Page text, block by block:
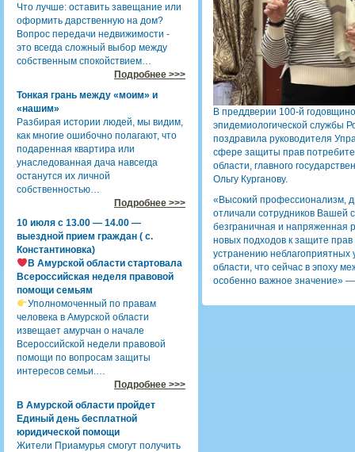
Что лучше: оставить завещание или
оформить дарственную на дом?
Вопрос передачи недвижимости -
это всегда сложный выбор между
собственным спокойствием…
Подробнее >>>
Тонкая грань между «моим» и
«нашим»
Разбирая истории людей, мы видим,
как многие ошибочно полагают, что
подаренная квартира или
унаследованная дача навсегда
останутся их личной
собственностью…
Подробнее >>>
10 июля с 13.00 — 14.00 —
выездной прием граждан ( с.
Константиновка)
В Амурской области стартовала
Всероссийская неделя правовой
помощи семьям
Уполномоченный по правам
человека в Амурской области
извещает амурчан о начале
Всероссийской недели правовой
помощи по вопросам защиты
интересов семьи.…
Подробнее >>>
В Амурской области пройдет
Единый день бесплатной
юридической помощи
Жители Приамурья смогут получить
В преддверии 100-й
эпидемиологической службы
поздравила руководителя
сфере защиты прав
области, главного
Ольгу Курганову.
«Высокий профессионализм,
отличали сотрудников Вашей
безграничная и напряженная
новых подходов к защите
устранению
области, что сейчас в эпоху
особенно важное значение»